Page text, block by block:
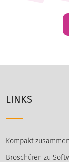
LINKS
Kompakt
Broschüren zu